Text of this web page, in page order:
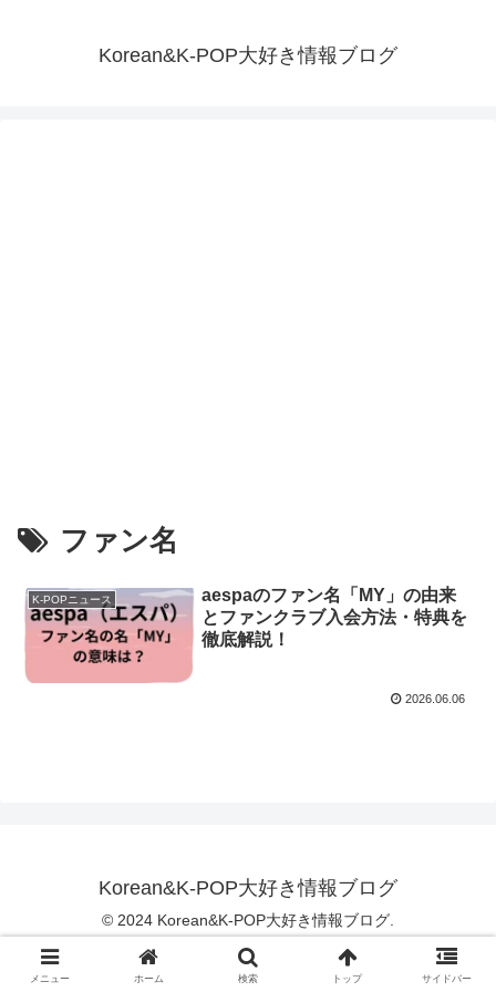
Korean&K-POP大好き情報ブログ
ファン名
K-POPニュース
aespaのファン名「MY」の由来
とファンクラブ入会方法・特典を
徹底解説！
2026.06.06
Korean&K-POP大好き情報ブログ
© 2024 Korean&K-POP大好き情報ブログ.
メニュー ホーム 検索 トップ サイドバー